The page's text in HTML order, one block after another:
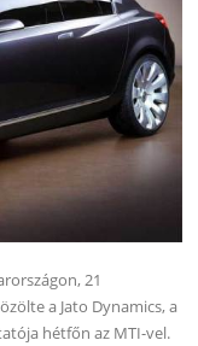
21
a Jato Dynamics, a
hétfőn az MTI-vel.